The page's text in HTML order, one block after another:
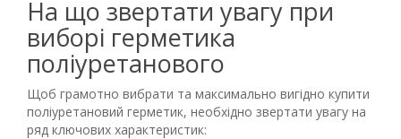
На що звертати увагу при
виборі герметика
поліуретанового
Щоб грамотно вибрати та максимально вигідно купити
поліуретановий герметик, необхідно звертати увагу на
ряд ключових характеристик: